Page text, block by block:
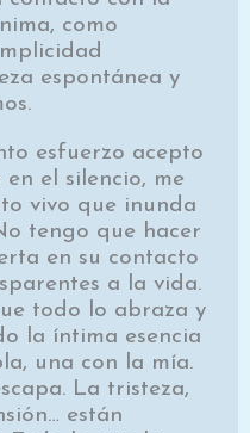
como
espontánea y
esfuerzo acepto
el silencio, me
vivo que inunda
tengo que hacer
en su contacto
a la vida.
todo lo abraza y
la íntima esencia
una con la mía.
La tristeza,
están